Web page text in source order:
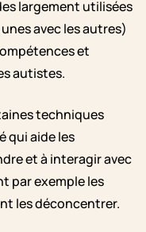
largement utilisées
avec les autres)
et
autistes.
techniques
qui aide les
et à interagir avec
par exemple les
les déconcentrer.